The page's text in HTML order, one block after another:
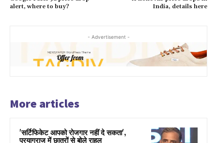
alert, where to buy?
India, details here
- Advertisement -
More articles
'सर्टिफिकेट आपको रोजगार नहीं दे सकता',
प्रयागराज में छात्रों से बोले राहुल